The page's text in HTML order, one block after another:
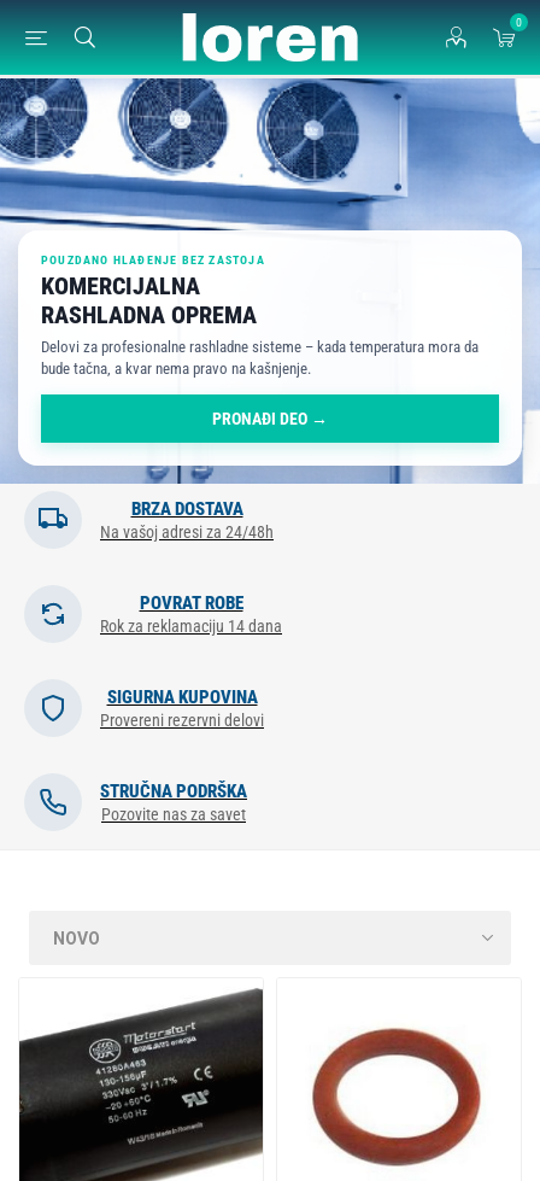
0
POUZDANO HLAĐENJE BEZ ZASTOJA
KOMERCIJALNA
RASHLADNA OPREMA
Delovi za profesionalne rashladne sisteme – kada temperatura mora da
bude tačna, a kvar nema pravo na kašnjenje.
PRONAĐI DEO →
BRZA DOSTAVA
Na vašoj adresi za 24/48h
POVRAT ROBE
Rok za reklamaciju 14 dana
SIGURNA KUPOVINA
Provereni rezervni delovi
STRUČNA PODRŠKA
Pozovite nas za savet